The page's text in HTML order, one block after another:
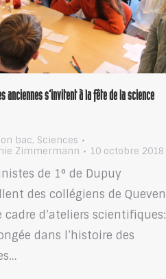
anciennes s’invitent à la fête de la science
bac, Sciences
Zimmermann 10 octobre 2018
de 1° de Dupuy
des collégiens de Queven
cadre d’ateliers scientifiques:
dans l’histoire des